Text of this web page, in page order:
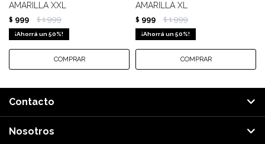
AMARILLA XXL
$ 999 $ 1.999
50
AMARILLA XL
$ 999 $ 1.999
50
Contacto
Nosotros